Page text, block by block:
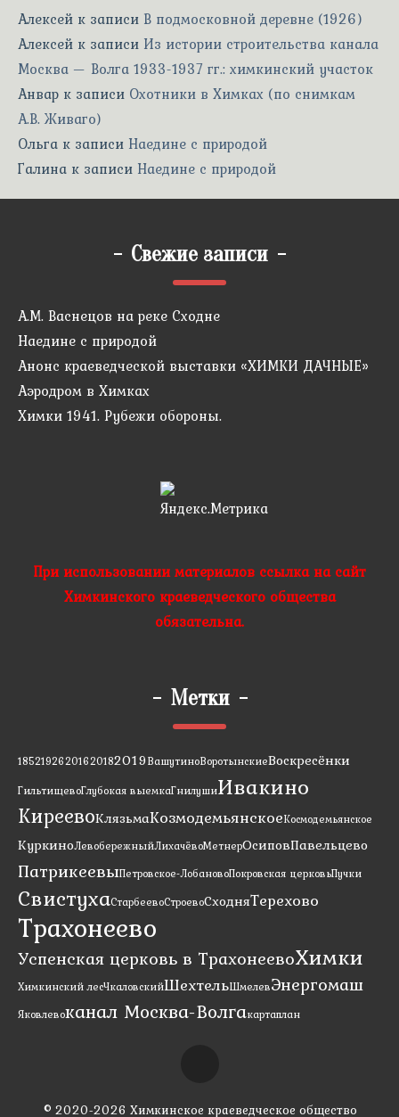
Алексей к записи В подмосковной деревне (1926)
Алексей к записи Из истории строительства канала
Москва — Волга 1933-1937 гг.: химкинский участок
Анвар к записи Охотники в Химках (по снимкам
А.В. Живаго)
Ольга к записи Наедине с природой
Галина к записи Наедине с природой
- Свежие записи -
А.М. Васнецов на реке Сходне
Наедине с природой
Анонс краеведческой выставки «ХИМКИ ДАЧНЫЕ»
Аэродром в Химках
Химки 1941. Рубежи обороны.
При использовании материалов ссылка на сайт
Химкинского краеведческого общества
обязательна.
- Метки -
18521926201620182019ВашутиноВоротынскиеВоскресёнки
ГильтищевоГлубокая выемкаГнилушиИвакино
КиреевоКлязьмаКозмодемьянскоеКосмодемьянское
КуркиноЛевобережныйЛихачёвоМетнерОсиповПавельцево
ПатрикеевыПетровское-ЛобановоПокровская церковьПучки
СвистухаСтарбеевоСтроевоСходняТерехово
Трахонеево
Успенская церковь в ТрахонеевоХимки
Химкинский лесЧкаловскийШехтельШмелевЭнергомаш
Яковлевоканал Москва-Волгакартаплан
© 2020-2026 Химкинское краеведческое общество